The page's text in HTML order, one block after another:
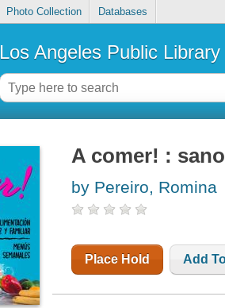
Photo Collection Databases
Los Angeles Public Library
A comer! :
by Pereiro, Romina
Place Hold Add